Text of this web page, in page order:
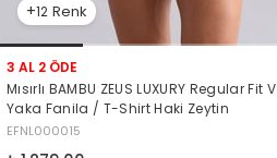
12
3 AL 2 ÖDE
Mısırlı BAMBU ZEUS LUXURY Regular Fit V
Yaka Fanila / T-Shirt Haki Zeytin
EFNL000015